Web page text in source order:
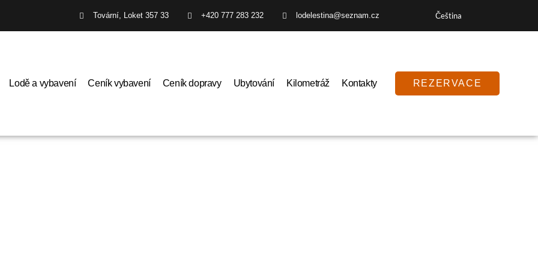
Tovární, Loket 357 33 +420 777 283 232 lodelestina@seznam.cz Čeština
Lodě a vybavení Ceník vybavení Ceník dopravy Ubytování Kilometráž Kontakty REZERVACE